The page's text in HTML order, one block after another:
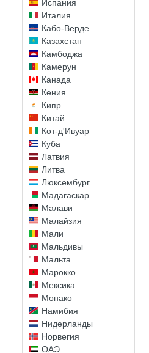
Испания
Италия
Кабо-Верде
Казахстан
Камбоджа
Камерун
Канада
Кения
Кипр
Китай
Кот-д'Ивуар
Куба
Латвия
Литва
Люксембург
Мадагаскар
Малави
Малайзия
Мали
Мальдивы
Мальта
Марокко
Мексика
Монако
Намибия
Нидерланды
Норвегия
ОАЭ